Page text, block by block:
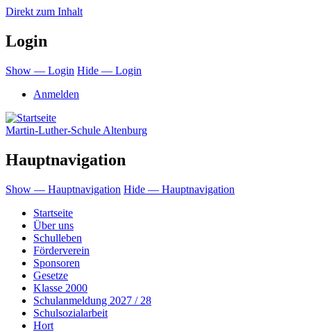
Direkt zum Inhalt
Login
Show — Login Hide — Login
Anmelden
Martin-Luther-Schule Altenburg
Hauptnavigation
Show — Hauptnavigation Hide — Hauptnavigation
Startseite
Über uns
Schulleben
Förderverein
Sponsoren
Gesetze
Klasse 2000
Schulanmeldung 2027 / 28
Schulsozialarbeit
Hort